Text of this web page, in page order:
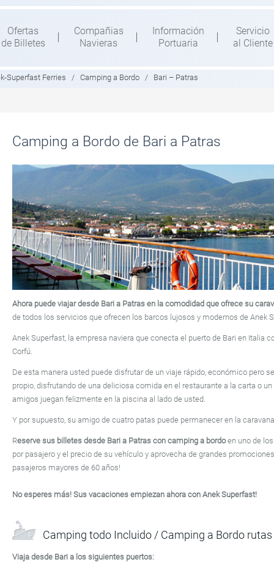
Ofertas
de Billetes
Compañias
Navieras
Información
Portuaria
Servicio
al Cliente
Superfast Ferries / Camping a Bordo / Bari – Patras
Camping a Bordo de Bari a Patras
Ahora puede viajar desde Bari a Patras en la comodidad que ofrece su
de todos los servicios que ofrecen los barcos lujosos y modernos de Anek
Anek Superfast, la empresa naviera que conecta el puerto de Bari en Italia
Corfú.
De esta manera usted puede disfrutar de un viaje rápido, económico pero
propio, disfrutando de una deliciosa comida en el restaurante a la carta o
amigos juegan felizmente en la piscina al lado de usted.
Y por supuesto, su amigo de cuatro patas puede permanecer en la
Reserve sus billetes desde Bari a Patras con camping a bordoen uno de
por pasajero y el precio de su vehículo y aprovecha de grandes
pasajeros mayores de 60 años!
No esperes más! Sus vacaciones empiezan ahora con Anek Superfast!
Camping todo Incluido / Camping a Bordo
Viaja desde Bari a los siguientes puertos: